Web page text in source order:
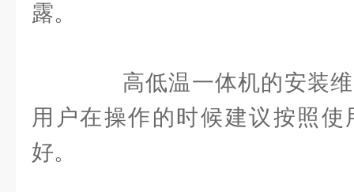
露。
高低温一体机的安装维
用户在操作的时候建议按照
好。